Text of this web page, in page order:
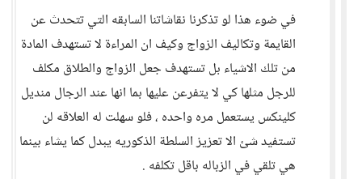
في ضوء هذا لو تذكرنا نقاشاتنا السابقه التي تتحدث عن
القايمة وتكاليف الزواج وكيف ان المراءة لا تستهدف المادة
من تلك الاشياء بل تستهدف جعل الزواج والطلاق مكلف
للرجل مثلها كي لا يتفرعن عليها بما انها عند الرجال منديل
كلينكس يستعمل مره واحده ، فلو سهلت له العلاقه لن
تستفيد شئ الا تعزيز السلطة الذكوريه يبدل كما يشاء بينما
هي تلقي في الزباله باقل تكلفه .